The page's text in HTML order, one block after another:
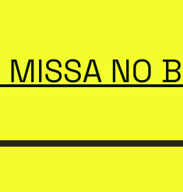
MISSA NO